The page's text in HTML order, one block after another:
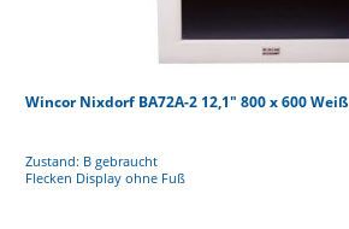
Wincor Nixdorf BA72A-2 12,1" 800 x 600 Weiß
Zustand: B gebraucht
Flecken Display ohne Fuß